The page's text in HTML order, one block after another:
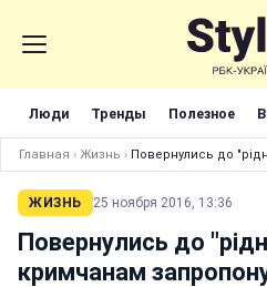
Люди Тренды Полезное
Главная › Жизнь › Повернулись до
ЖИЗНЬ 25 ноября 2016, 13:36
Повернулись до
кримчанам